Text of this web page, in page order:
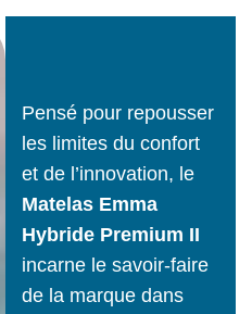
Pensé pour repousser
les limites du confort
et de l’innovation, le
Matelas Emma
Hybride Premium II
incarne le savoir-faire
de la marque dans